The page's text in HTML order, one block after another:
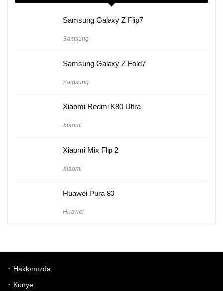
Samsung Galaxy Z Flip7
Samsung
Samsung Galaxy Z Fold7
Samsung
Xiaomi Redmi K80 Ultra
Xiaomi
Xiaomi Mix Flip 2
Xiaomi
Huawei Pura 80
Huawei
Hakkımızda
Künye